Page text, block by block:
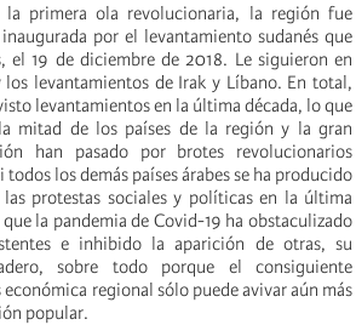
la primera ola revolucionaria, la región fue
por el levantamiento sudanés que
el 19 de diciembre de 2018. Le siguieron en
levantamientos de Irak y Líbano. En total,
levantamientos en la última década, lo que
mitad de los países de la región y la gran
han pasado por brotes revolucionarios
todos los demás países árabes se ha producido
protestas sociales y políticas en la última
la pandemia de Covid-19 ha obstaculizado
e inhibido la aparición de otras, su
sobre todo porque el consiguiente
regional sólo puede avivar aún más
popular.